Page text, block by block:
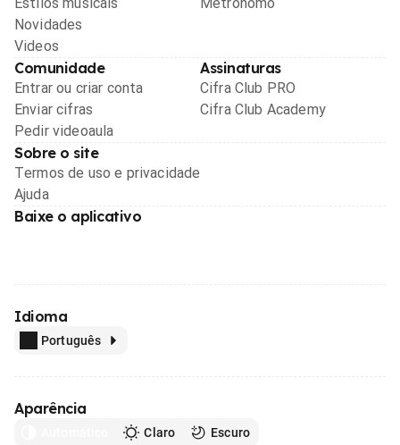
Novidades
Videos
Comunidade
Entrar ou criar conta
Enviar cifras
Pedir videoaula
Assinaturas
Cifra Club PRO
Cifra Club Academy
Sobre o site
Termos de uso e privacidade
Ajuda
Baixe o aplicativo
Idioma
Português
Aparência
Claro Escuro